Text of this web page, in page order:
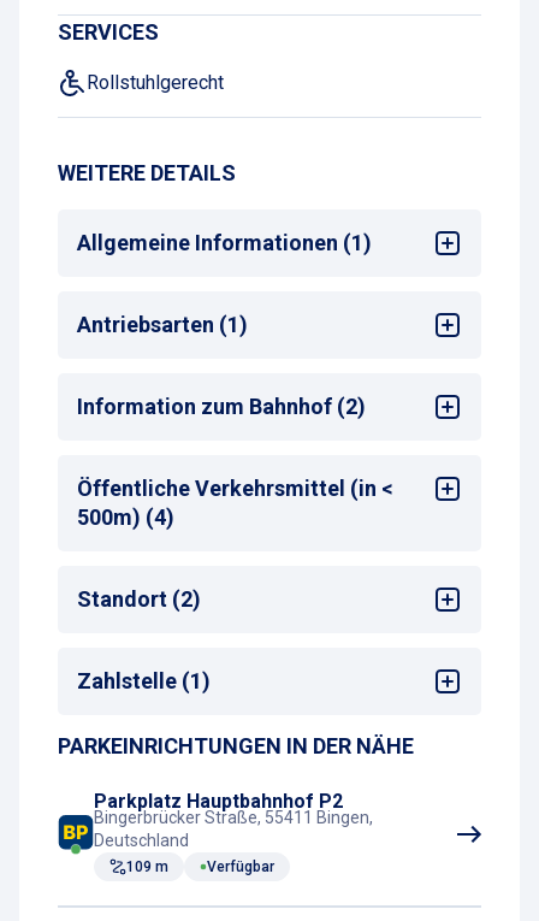
SERVICES
Rollstuhlgerecht
WEITERE DETAILS
Allgemeine Informationen (1)
Max. Parkdauer: max. 1 Woche
Antriebsarten (1)
Information zum Bahnhof (2)
Bahnhof
: Bingen (Rhein) Hbf
Entfernung zum nächsten Bahnhofseingang
<50 m
Öffentliche Verkehrsmittel (in <
500m) (4)
Bus-Haltestelle
Zug-Haltestelle
Taxistand
Standort (2)
Sehenswürdigkeiten
Zahlstelle (1)
Parkscheinautomat
PARKEINRICHTUNGEN IN DER NÄHE
Parkplatz Hauptbahnhof P2
Bingerbrücker Straße, 55411 Bingen,
Deutschland
109 m Verfügbar